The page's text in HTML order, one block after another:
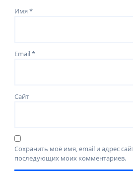
Имя*
Email*
Сайт
Сохранить моё имя, email и адрес
последующих моих комментариев.